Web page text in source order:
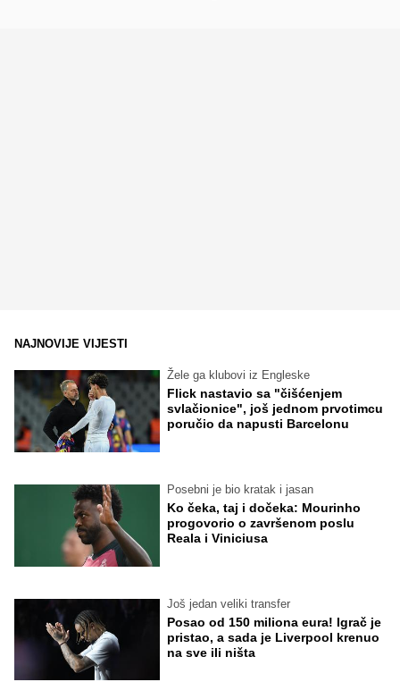
NAJNOVIJE VIJESTI
Žele ga klubovi iz Engleske
Flick nastavio sa "čišćenjem
svlačionice", još jednom prvotimcu
poručio da napusti Barcelonu
Posebni je bio kratak i jasan
Ko čeka, taj i dočeka: Mourinho
progovorio o završenom poslu
Reala i Viniciusa
Još jedan veliki transfer
Posao od 150 miliona eura! Igrač je
pristao, a sada je Liverpool krenuo
na sve ili ništa